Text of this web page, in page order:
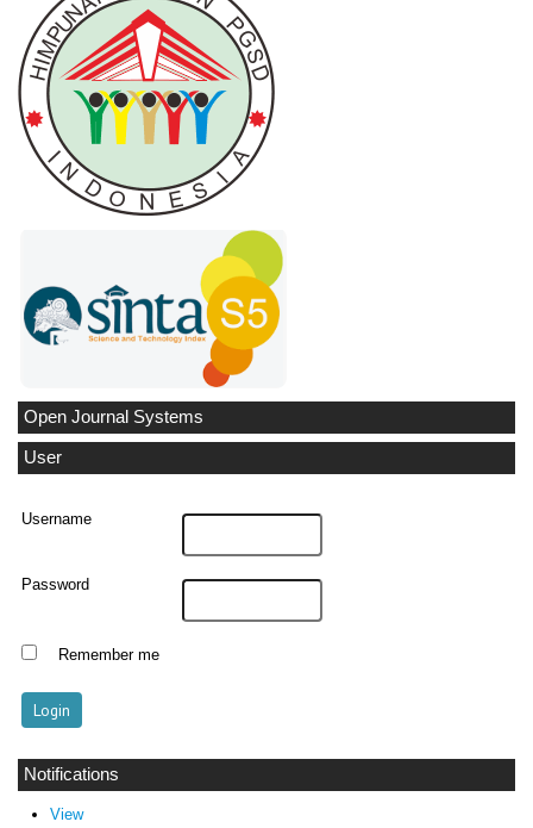
Open Journal Systems
User
Username
Password
Remember me
Notifications
View